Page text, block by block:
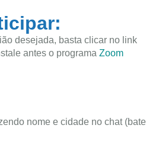
desejada, basta clicar no link
antes o programa Zoom
nome e cidade no chat (bate